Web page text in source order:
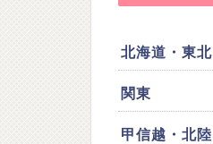
北海道・東北
関東
甲信越・北陸